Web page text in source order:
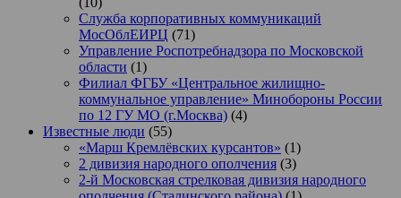
Служба корпоративных коммуникаций
МосОблЕИРЦ (71)
Управление Роспотребнадзора по Московской
области (1)
Филиал ФГБУ «Центральное жилищно-
коммунальное управление» Минобороны России
по 12 ГУ МО (г.Москва) (4)
Известные люди (55)
«Марш Кремлёвских курсантов» (1)
2 дивизия народного ополчения (3)
2-й Московская стрелковая дивизия народного